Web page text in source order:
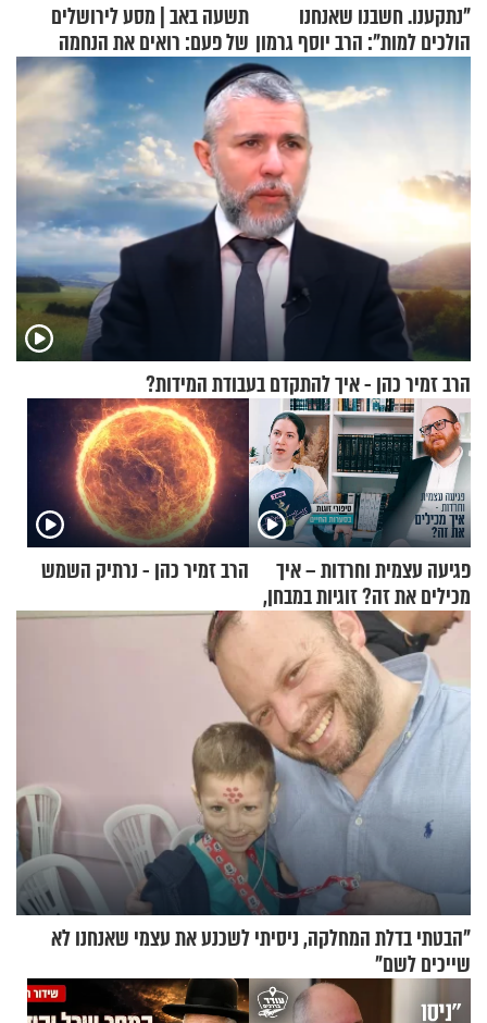
"נתקענו. חשבנו שאנחנו
הולכים למות": הרב יוסף גרמון
בריאיון מרתק
תשעה באב | מסע לירושלים
של פעם: רואים את הנחמה
הרב זמיר כהן - איך להתקדם בעבודת המידות?
פגיעה עצמית וחרדות – איך
מכילים את זה? זוגיות במבחן,
הפעם עם יהודית ואלתר כהן
הרב זמיר כהן - נרתיק השמש
"הבטתי בדלת המחלקה, ניסיתי לשכנע את עצמי שאנחנו לא
שייכים לשם"